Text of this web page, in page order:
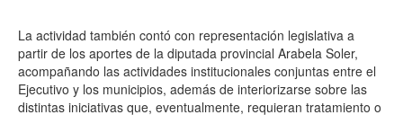
La actividad también contó con representación legislativa a
partir de los aportes de la diputada provincial Arabela Soler,
acompañando las actividades institucionales conjuntas entre el
Ejecutivo y los municipios, además de interiorizarse sobre las
distintas iniciativas que, eventualmente, requieran tratamiento o